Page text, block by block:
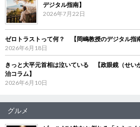
デジタル指南】
2026年7月22日
ゼロトラストって何？ 【岡嶋教授のデジタル指
2026年6月18日
きっと大平元首相は泣いている 【政眼鏡（せい
治コラム】
2026年6月10日
グルメ